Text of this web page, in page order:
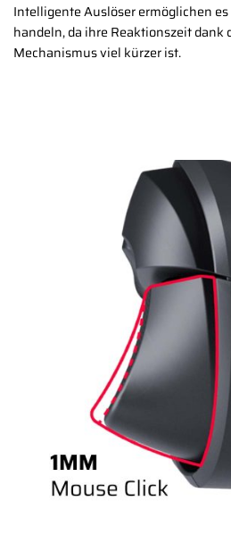
Intelligente Auslöser ermöglichen
handeln, da ihre Reaktionszeit dank
Mechanismus viel kürzer ist.